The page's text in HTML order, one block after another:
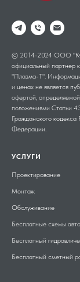
© 2014-2024 ООО
официальный партнер
"Плазма-Т".
и ценах не является
офертой, определяемой
положениями Статьи
Гражданского кодекса
Федерации.
УСЛУГИ
Проектирование
Монтаж
Обслуживание
Бесплатные схемы
Бесплатный
Бесплатный сметный